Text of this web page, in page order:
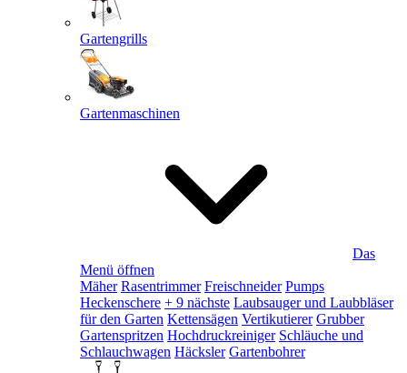
Gartengrills
Gartenmaschinen
Das
Menü öffnen
Mäher Rasentrimmer Freischneider Pumps
Heckenschere + 9 nächste Laubsauger und Laubbläser
für den Garten Kettensägen Vertikutierer Grubber
Gartenspritzen Hochdruckreiniger Schläuche und
Schlauchwagen Häcksler Gartenbohrer